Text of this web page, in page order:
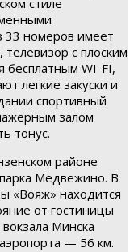
стиле
33 номеров имеет
с плоским
бесплатным WI-FI,
легкие закуски и
спортивный
залом
тонус.
районе
Медвежино. В
«Вояж» находится
от гостиницы
Минска
— 56 км.